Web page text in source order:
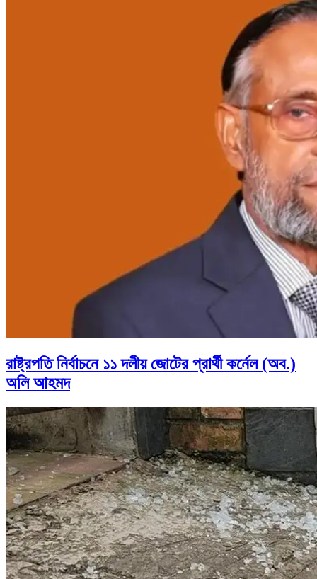
রাষ্ট্রপতি নির্বাচনে ১১ দলীয় জোটের প্রার্থী কর্নেল (অব.)
অলি আহমদ